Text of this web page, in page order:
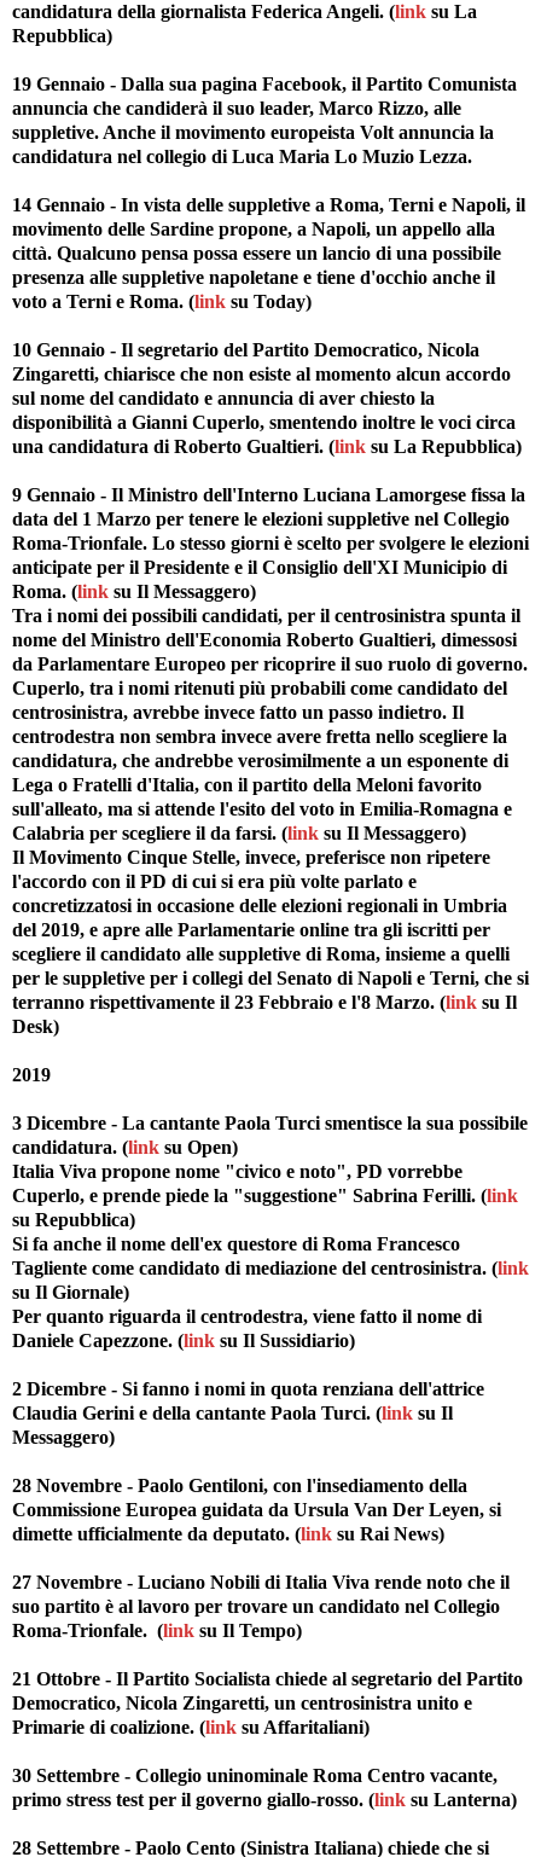
candidatura della giornalista Federica Angeli. (link su La
Repubblica)
19 Gennaio - Dalla sua pagina Facebook, il Partito Comunista
annuncia che candiderà il suo leader, Marco Rizzo, alle
suppletive. Anche il movimento europeista Volt annuncia la
candidatura nel collegio di Luca Maria Lo Muzio Lezza.
14 Gennaio - In vista delle suppletive a Roma, Terni e Napoli, il
movimento delle Sardine propone, a Napoli, un appello alla
città. Qualcuno pensa possa essere un lancio di una possibile
presenza alle suppletive napoletane e tiene d'occhio anche il
voto a Terni e Roma. (link su Today)
10 Gennaio - Il segretario del Partito Democratico, Nicola
Zingaretti, chiarisce che non esiste al momento alcun accordo
sul nome del candidato e annuncia di aver chiesto la
disponibilità a Gianni Cuperlo, smentendo inoltre le voci circa
una candidatura di Roberto Gualtieri. (link su La Repubblica)
9 Gennaio - Il Ministro dell'Interno Luciana Lamorgese fissa la
data del 1 Marzo per tenere le elezioni suppletive nel Collegio
Roma-Trionfale. Lo stesso giorni è scelto per svolgere le elezioni
anticipate per il Presidente e il Consiglio dell'XI Municipio di
Roma. (link su Il Messaggero)
Tra i nomi dei possibili candidati, per il centrosinistra spunta il
nome del Ministro dell'Economia Roberto Gualtieri, dimessosi
da Parlamentare Europeo per ricoprire il suo ruolo di governo.
Cuperlo, tra i nomi ritenuti più probabili come candidato del
centrosinistra, avrebbe invece fatto un passo indietro. Il
centrodestra non sembra invece avere fretta nello scegliere la
candidatura, che andrebbe verosimilmente a un esponente di
Lega o Fratelli d'Italia, con il partito della Meloni favorito
sull'alleato, ma si attende l'esito del voto in Emilia-Romagna e
Calabria per scegliere il da farsi. (link su Il Messaggero)
Il Movimento Cinque Stelle, invece, preferisce non ripetere
l'accordo con il PD di cui si era più volte parlato e
concretizzatosi in occasione delle elezioni regionali in Umbria
del 2019, e apre alle Parlamentarie online tra gli iscritti per
scegliere il candidato alle suppletive di Roma, insieme a quelli
per le suppletive per i collegi del Senato di Napoli e Terni, che si
terranno rispettivamente il 23 Febbraio e l'8 Marzo. (link su Il
Desk)
2019
3 Dicembre - La cantante Paola Turci smentisce la sua possibile
candidatura. (link su Open)
Italia Viva propone nome "civico e noto", PD vorrebbe
Cuperlo, e prende piede la "suggestione" Sabrina Ferilli. (link
su Repubblica)
Si fa anche il nome dell'ex questore di Roma Francesco
Tagliente come candidato di mediazione del centrosinistra. (link
su Il Giornale)
Per quanto riguarda il centrodestra, viene fatto il nome di
Daniele Capezzone. (link su Il Sussidiario)
2 Dicembre - Si fanno i nomi in quota renziana dell'attrice
Claudia Gerini e della cantante Paola Turci. (link su Il
Messaggero)
28 Novembre - Paolo Gentiloni, con l'insediamento della
Commissione Europea guidata da Ursula Van Der Leyen, si
dimette ufficialmente da deputato. (link su Rai News)
27 Novembre - Luciano Nobili di Italia Viva rende noto che il
suo partito è al lavoro per trovare un candidato nel Collegio
Roma-Trionfale. (link su Il Tempo)
21 Ottobre - Il Partito Socialista chiede al segretario del Partito
Democratico, Nicola Zingaretti, un centrosinistra unito e
Primarie di coalizione. (link su Affaritaliani)
30 Settembre - Collegio uninominale Roma Centro vacante,
primo stress test per il governo giallo-rosso. (link su Lanterna)
28 Settembre - Paolo Cento (Sinistra Italiana) chiede che si